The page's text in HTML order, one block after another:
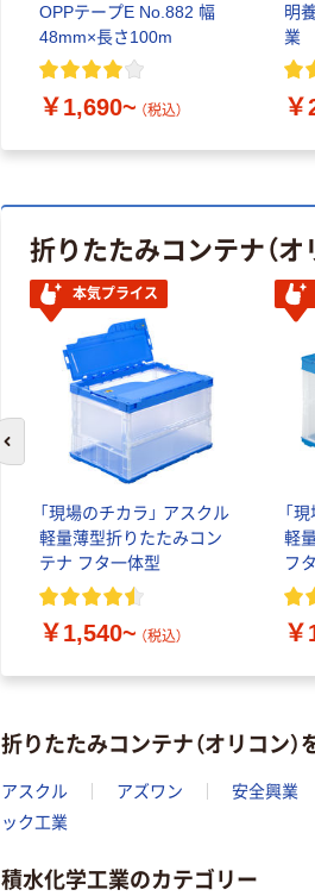
OPPテープE No.882 幅
48mm×長さ100m
￥1,690~ （税込）
明
業
￥
折りたたみコンテナ（
本気プライス
「現場のチカラ」 アスクル
軽量薄型折りたたみコン
テナ フタ一体型
￥1,540~ （税込）
「
軽
フ
コ
￥
前のスライドへ
折りたたみコンテナ（オリコン
アスクル アズワン 安全興業
ック工業
積水化学工業のカテゴリー